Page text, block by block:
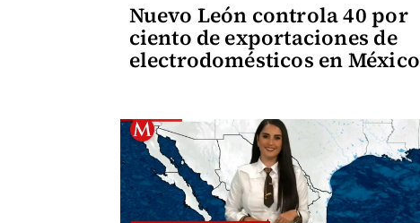
Nuevo León controla 40 por
ciento de exportaciones de
electrodomésticos en México